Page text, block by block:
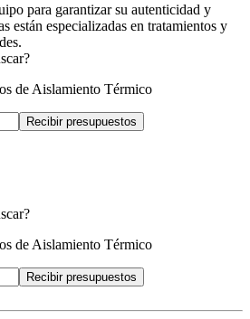
para garantizar su autenticidad y
están especializadas en tratamientos y
de Aislamiento Térmico
Recibir presupuestos
de Aislamiento Térmico
Recibir presupuestos